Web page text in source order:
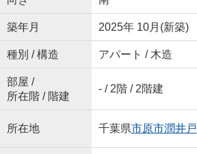
築年月 2025年 10月(新築)
種別 / 構造 アパート / 木造
部屋 /
所在階 / 階建
- / 2階 / 2階建
所在地 千葉県市原市潤井戸